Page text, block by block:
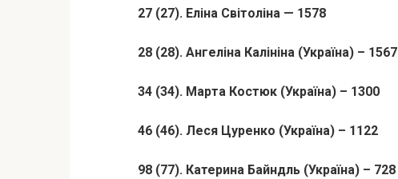
27 (27). Еліна Світоліна — 1578
28 (28). Ангеліна Калініна (Україна) – 1567
34 (34). Марта Костюк (Україна) – 1300
46 (46). Леся Цуренко (Україна) – 1122
98 (77). Катерина Байндль (Україна) – 728